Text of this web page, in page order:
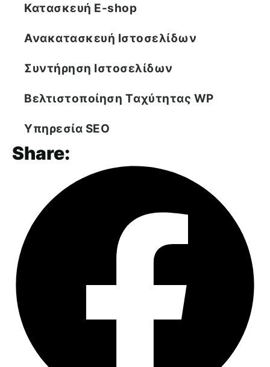
Κατασκευή E-shop
Ανακατασκευή Ιστοσελίδων
Συντήρηση Ιστοσελίδων
Βελτιστοποίηση Tαχύτητας WP
Υπηρεσία SEO
Share: